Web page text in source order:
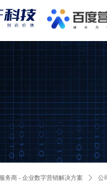
务商 - 企业数字营销解决方案 ꄲ 公